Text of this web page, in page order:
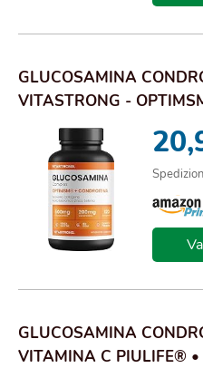
GLUCOSAMINA
VITASTRONG -
COLLAGENE E ACIDO
GLUCOSAMINA
VITAMINA C PIULIFE® •